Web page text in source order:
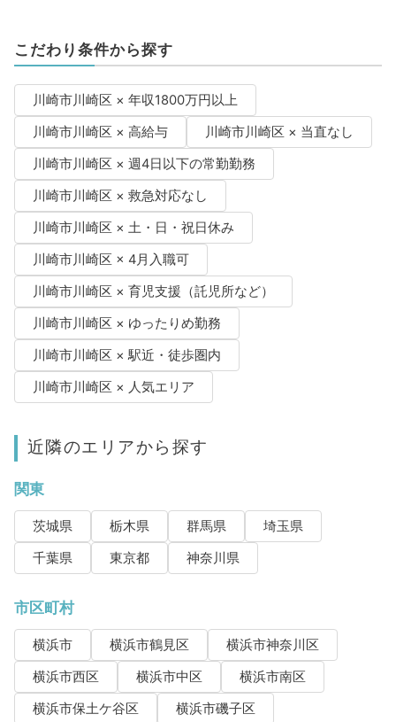
こだわり条件から探す
川崎市川崎区 × 年収1800万円以上
川崎市川崎区 × 高給与
川崎市川崎区 × 当直なし
川崎市川崎区 × 週4日以下の常勤勤務
川崎市川崎区 × 救急対応なし
川崎市川崎区 × 土・日・祝日休み
川崎市川崎区 × 4月入職可
川崎市川崎区 × 育児支援（託児所など）
川崎市川崎区 × ゆったりめ勤務
川崎市川崎区 × 駅近・徒歩圏内
川崎市川崎区 × 人気エリア
近隣のエリアから探す
関東
茨城県 栃木県 群馬県
埼玉県
千葉県
東京都 神奈川県
市区町村
横浜市 横浜市鶴見区
横浜市神奈川区
横浜市西区
横浜市中区
横浜市南区
横浜市保土ケ谷区
横浜市磯子区